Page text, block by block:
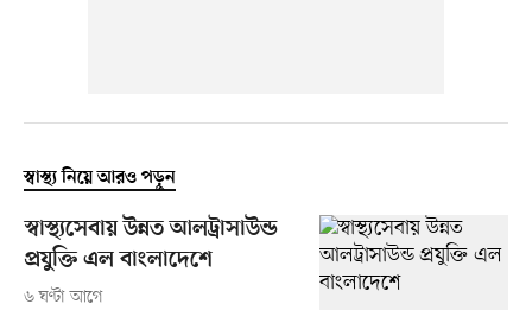
স্বাস্থ্য নিয়ে আরও পড়ুন
স্বাস্থ্যসেবায় উন্নত আলট্রাসাউন্ড
প্রযুক্তি এল বাংলাদেশে
৬ ঘণ্টা আগে